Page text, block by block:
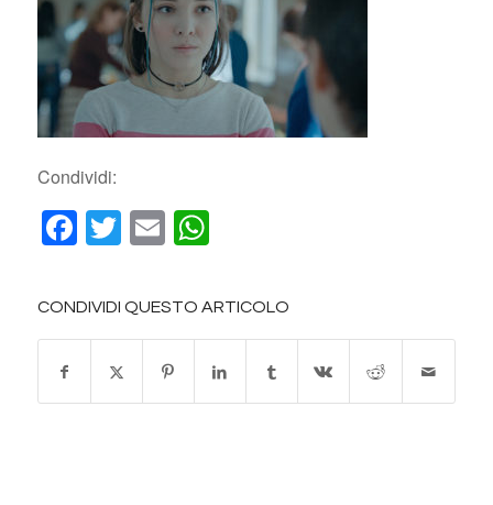
Condividi:
Facebook
Twitter
EmailWhatsApp
CONDIVIDI QUESTO ARTICOLO